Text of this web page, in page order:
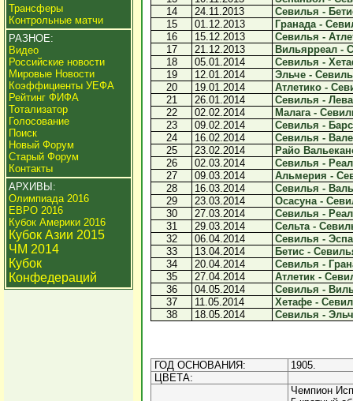
Трансферы
Контрольные матчи
РАЗНОЕ:
Видео
Российские новости
Мировые Новости
Коэффициенты УЕФА
Рейтинг ФИФА
Тотализатор
Голосование
Поиск
Новый Форум
Старый Форум
Контакты
АРХИВЫ:
Олимпиада 2016
ЕВРО 2016
Кубок Америки 2016
Кубок Азии 2015
ЧМ 2014
Кубок
Конфедераций
14
24.11.2013
Севилья -
15
01.12.2013
Гранада -
16
15.12.2013
Севилья -
17
21.12.2013
Вильярреал -
18
05.01.2014
Севилья -
19
12.01.2014
Эльче -
20
19.01.2014
Атлетико -
21
26.01.2014
Севилья -
22
02.02.2014
Малага -
23
09.02.2014
Севилья -
24
16.02.2014
Севилья -
25
23.02.2014
Райо
26
02.03.2014
Севилья -
27
09.03.2014
Альмерия -
28
16.03.2014
Севилья -
29
23.03.2014
Осасуна -
30
27.03.2014
Севилья -
31
29.03.2014
Сельта -
32
06.04.2014
Севилья -
33
13.04.2014
Бетис -
34
20.04.2014
Севилья -
35
27.04.2014
Атлетик -
36
04.05.2014
Севилья -
37
11.05.2014
Хетафе -
38
18.05.2014 Севилья -
ГОД ОСНОВАНИЯ:
1905.
ЦВЕТА:
Чемпион